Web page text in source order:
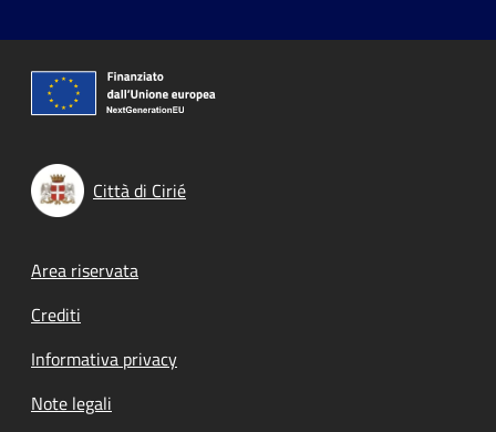
Città di Cirié
Footer menu
Area riservata
Crediti
Informativa privacy
Note legali